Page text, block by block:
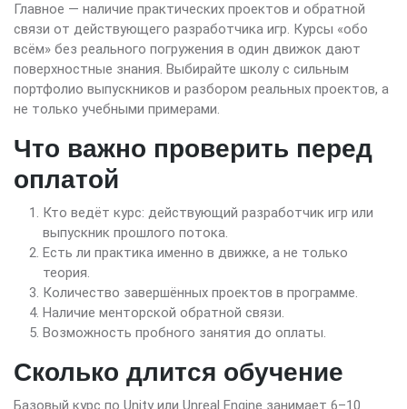
Главное — наличие практических проектов и обратной
связи от действующего разработчика игр. Курсы «обо
всём» без реального погружения в один движок дают
поверхностные знания. Выбирайте школу с сильным
портфолио выпускников и разбором реальных проектов, а
не только учебными примерами.
Что важно проверить перед
оплатой
Кто ведёт курс: действующий разработчик игр или
выпускник прошлого потока.
Есть ли практика именно в движке, а не только
теория.
Количество завершённых проектов в программе.
Наличие менторской обратной связи.
Возможность пробного занятия до оплаты.
Сколько длится обучение
Базовый курс по Unity или Unreal Engine занимает 6–10